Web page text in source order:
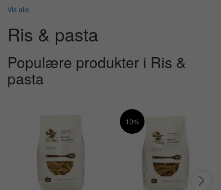
Vis alle
Ris & pasta
Populære produkter i Ris &
pasta
10%